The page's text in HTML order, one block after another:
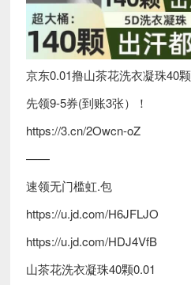
京东0.01撸山茶花洗衣凝珠40颗
先领9-5券(到账3张）！
https://3.cn/2Owcn-oZ
——
速领无门槛虹.包
https://u.jd.com/H6JFLJO
https://u.jd.com/HDJ4VfB
山茶花洗衣凝珠40颗0.01